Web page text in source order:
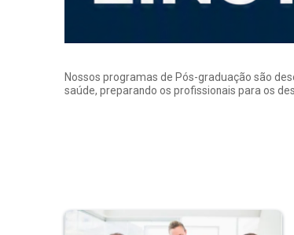
Nossos programas de Pós-graduação são
saúde, preparando os profissionais para os